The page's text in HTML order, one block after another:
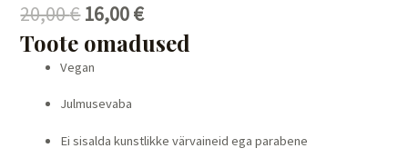
20,00€16,00€
Toote omadused
Vegan
Julmusevaba
Ei sisalda kunstlikke värvaineid ega parabene